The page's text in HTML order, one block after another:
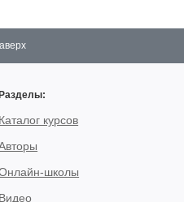
Разделы:
Каталог курсов
школы
Видео